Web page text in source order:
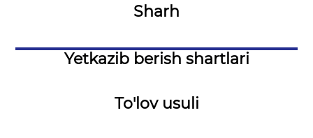
Sharh
Yetkazib berish shartlari
To'lov usuli